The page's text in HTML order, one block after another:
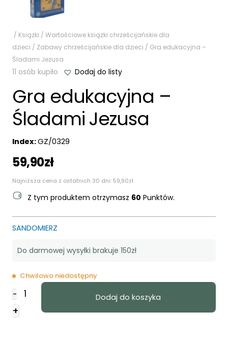
/ Książki / Wartościowe książki chrześcijańskie dla
dzieci / Zabawy chrześcijańskie dla dzieci / Gra edukacyjna –
Śladami Jezusa
11 osób kupiło Dodaj do listy
Gra edukacyjna –
Śladami Jezusa
Index:GZ/0329
59,90zł
Najniższa cena z ostatnich 30 dni: 59,90zł.
Z tym produktem otrzymasz 60 Punktów.
SANDOMIERZ
Do darmowej wysyłki brakuje 150zł
Chwilowo niedostępny
-
ilość
Gra
edukacyjna
+
Dodaj do koszyka